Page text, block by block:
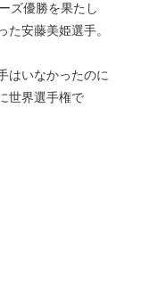
ズ優勝を果たし
安藤美姫選手。
はいなかったのに
世界選手権で